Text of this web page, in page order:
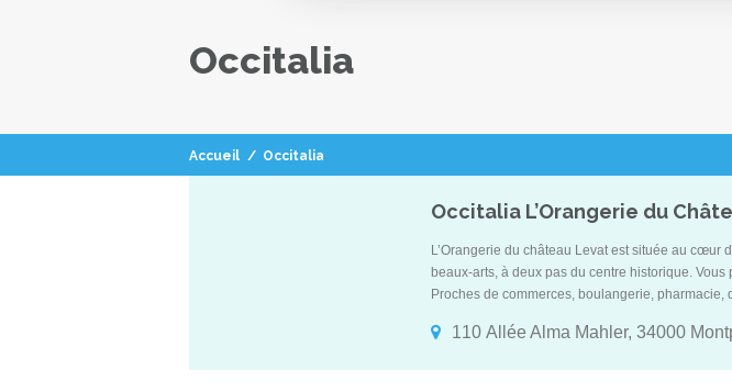
Occitalia
Accueil / Occitalia
Occitalia L’Orangerie du
L’Orangerie du château Levat est située au cœur
beaux-arts, à deux pas du centre historique.
Proches de commerces, boulangerie,
de Montpellier.
110 Allée Alma Mahler, 34000